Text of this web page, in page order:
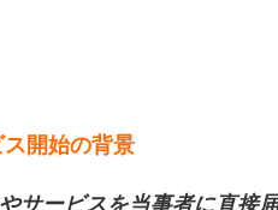
開始の背景
やサービスを当事者に直接